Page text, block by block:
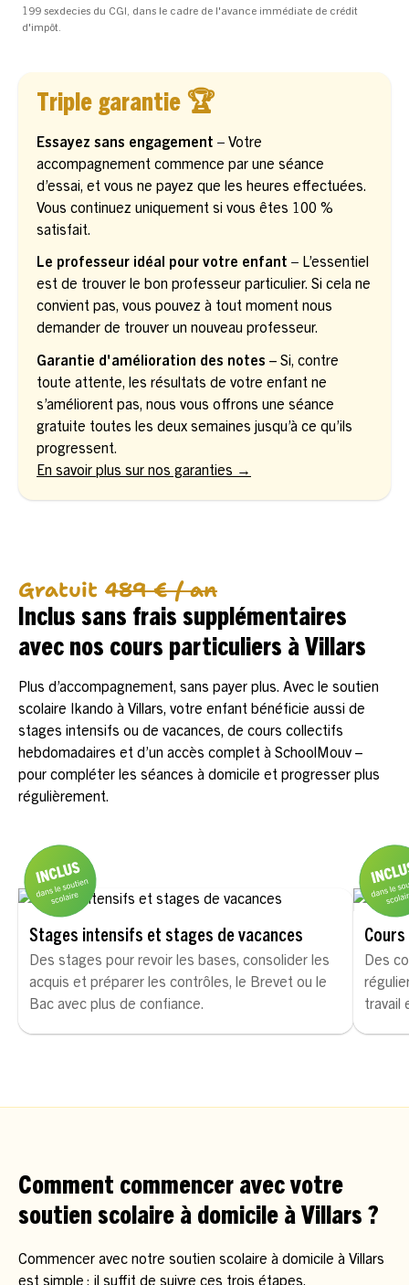
199 sexdecies du CGI, dans le cadre de l'avance immédiate de crédit
d'impôt.
Triple garantie 🏆
Essayez sans engagement – Votre
accompagnement commence par une séance
d’essai, et vous ne payez que les heures effectuées.
Vous continuez uniquement si vous êtes 100 %
satisfait.
Le professeur idéal pour votre enfant – L’essentiel
est de trouver le bon professeur particulier. Si cela ne
convient pas, vous pouvez à tout moment nous
demander de trouver un nouveau professeur.
Garantie d'amélioration des notes – Si, contre
toute attente, les résultats de votre enfant ne
s’améliorent pas, nous vous offrons une séance
gratuite toutes les deux semaines jusqu’à ce qu’ils
progressent.
En savoir plus sur nos garanties →
Gratuit 489 € / an
Inclus sans frais supplémentaires
avec nos cours particuliers à Villars
Plus d’accompagnement, sans payer plus. Avec le soutien
scolaire Ikando à Villars, votre enfant bénéficie aussi de
stages intensifs ou de vacances, de cours collectifs
hebdomadaires et d’un accès complet à SchoolMouv –
pour compléter les séances à domicile et progresser plus
régulièrement.
Stages intensifs et stages de vacances
Des stages pour revoir les bases, consolider les
acquis et préparer les contrôles, le Brevet ou le
Bac avec plus de confiance.
Des
travail
Comment commencer avec votre
soutien scolaire à domicile à Villars ?
Commencer avec notre soutien scolaire à domicile à Villars
est simple : il suffit de suivre ces trois étapes.